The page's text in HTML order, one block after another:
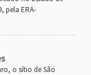
pela ERA-
o sítio de São